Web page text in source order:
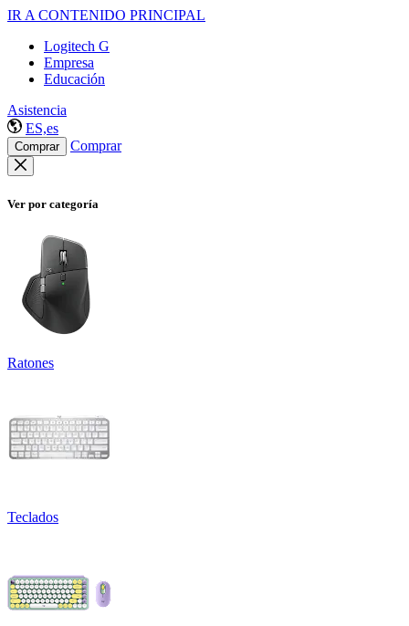
IR A CONTENIDO PRINCIPAL
Logitech G
Empresa
Educación
Asistencia
ES,es
Comprar Comprar
Ver por categoría
Ratones
Teclados